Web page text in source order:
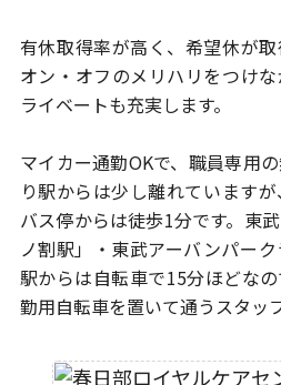
有休取得率が高く、希望休が取
オン・オフのメリハリをつけ
ライベートも充実します。
マイカー通勤OKで、職員専用
り駅からは少し離れて います
バス停からは徒歩1分です。 東
ノ割駅」・東武アーバンパーク
駅からは自転車で15分ほどなの
勤用自転車を置いて通うスタッ